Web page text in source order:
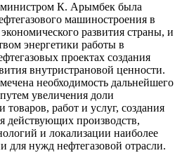
К. Арымбек была
машиностроения в
развития страны, и
энергетики работы в
проектах создания
внутристрановой ценности.
необходимость дальнейшего
увеличения доли
работ и услуг, создания
действующих производств,
и локализации наиболее
для нужд нефтегазовой отрасли.